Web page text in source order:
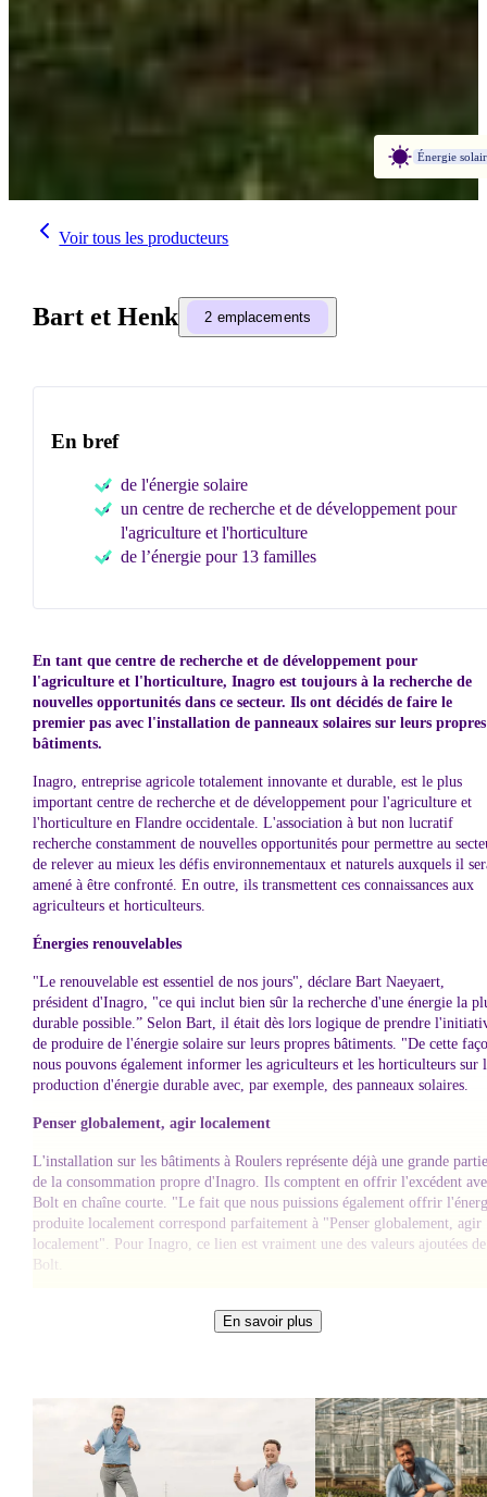
Énergie
Voir tous les producteurs
Bart et Henk 2 emplacements
En bref
de l'énergie solaire
un centre de recherche et de développement pour
l'agriculture et l'horticulture
de l’énergie pour 13 familles
En tant que centre de recherche et de développement pour
l'agriculture et l'horticulture, Inagro est toujours à la recherche de
nouvelles opportunités dans ce secteur. Ils ont décidés de faire le
premier pas avec l'installation de panneaux solaires sur leurs propres
bâtiments.
Inagro, entreprise agricole totalement innovante et durable, est le plus
important centre de recherche et de développement pour l'agriculture et
l'horticulture en Flandre occidentale. L'association à but non lucratif
recherche constamment de nouvelles opportunités pour permettre au
de relever au mieux les défis environnementaux et naturels auxquels il
amené à être confronté. En outre, ils transmettent ces connaissances aux
agriculteurs et horticulteurs.
Énergies renouvelables
"Le renouvelable est essentiel de nos jours", déclare Bart Naeyaert,
président d'Inagro, "ce qui inclut bien sûr la recherche d'une énergie la
durable possible.” Selon Bart, il était dès lors logique de prendre
de produire de l'énergie solaire sur leurs propres bâtiments. "De cette
nous pouvons également informer les agriculteurs et les horticulteurs sur
production d'énergie durable avec, par exemple, des panneaux solaires.
Penser globalement, agir localement
L'installation sur les bâtiments à Roulers représente déjà une grande
de la consommation propre d'Inagro. Ils comptent en offrir l'excédent
Bolt en chaîne courte. "Le fait que nous puissions également offrir
produite localement correspond parfaitement à "Penser globalement, agir
localement". Pour Inagro, ce lien est vraiment une des valeurs ajoutées de
Bolt.
institution gouvernementale qui donne ainsi le bon exemple mérite d’être
soutenue, insiste-t-il.
En savoir plus